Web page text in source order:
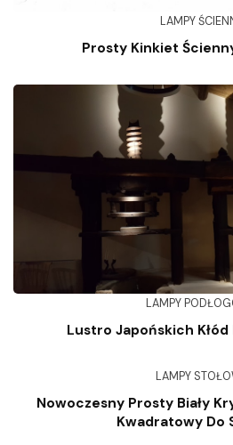
LAMPY
Prosty Kinkiet
LAMPY
Lustro Japońskich
LAMPY
Nowoczesny Prosty Biały
Kwadratowy Do